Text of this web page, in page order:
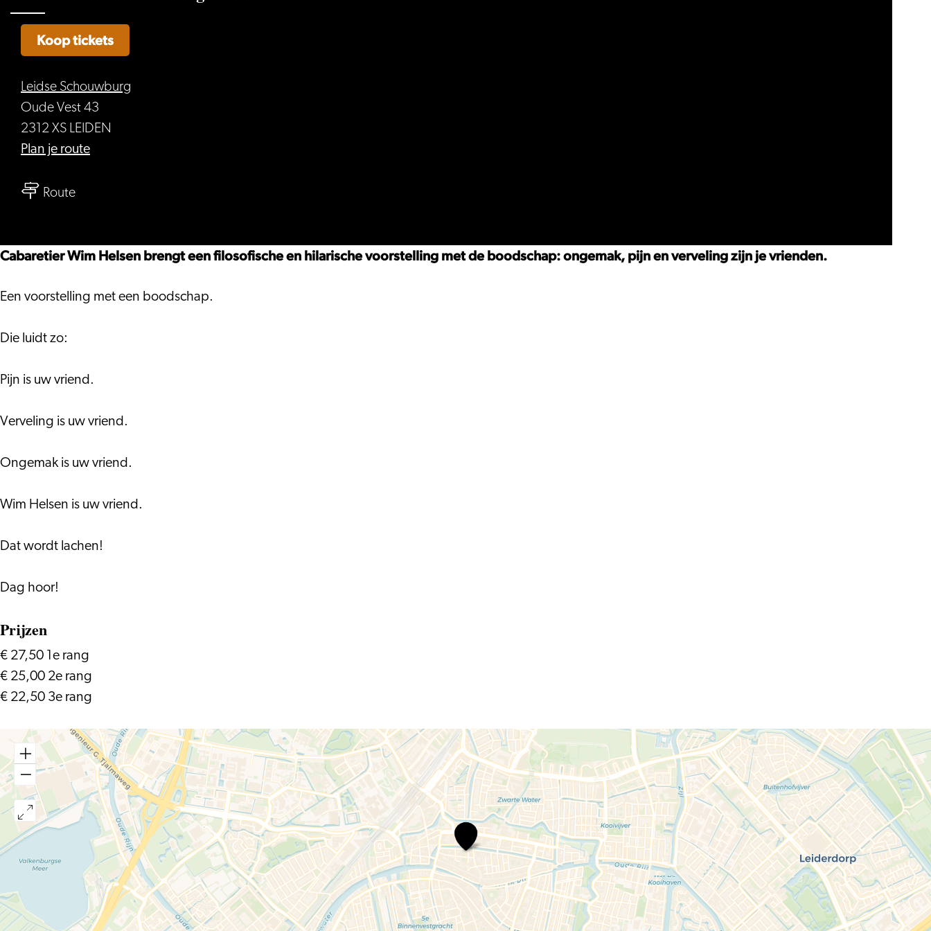
Leidse Schouwburg
Oude Vest 43
2312 XS LEIDEN
Plan je routenaar
Ongemak
Routenaar
–
Ongemak
Koop tickets
Cabaretier Wim Helsen brengt een filosofische en hilarische voorstelling met de boodschap: ongemak, pijn en verveling zijn je vrienden.
Een voorstelling met een boodschap.
Die luidt zo:
Pijn is uw vriend.
Verveling is uw vriend.
Ongemak is uw vriend.
Wim Helsen is uw vriend.
Dat wordt lachen!
Dag hoor!
Prijzen
€ 27,50 1e rang
€ 25,00 2e rang
€ 22,50 3e rang
Wim
Helsen
–
Welkom
Ongemak